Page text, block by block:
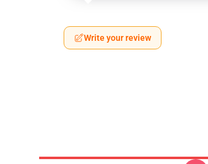
Write your review